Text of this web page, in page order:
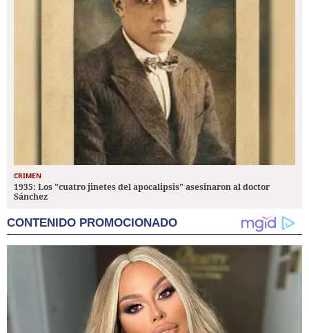
CRIMEN
1935: Los "cuatro jinetes del apocalipsis" asesinaron al doctor
Sánchez
CONTENIDO PROMOCIONADO